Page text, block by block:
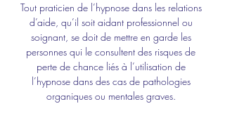
Tout praticien de l’hypnose dans les relations
d’aide, qu’il soit aidant professionnel ou
soignant, se doit de mettre en garde les
personnes qui le consultent des risques de
perte de chance liés à l’utilisation de
l’hypnose dans des cas de pathologies
organiques ou mentales graves.